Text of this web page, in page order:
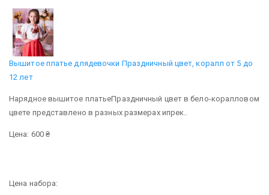
Вышитое платье длядевочки Праздничный цвет, коралл от 5 до
12 лет
Нарядное вышитое платьеПраздничный цвет в бело-коралловом
цвете представлено в разных размерах ипрек..
Цена: 600 ₴
Цена набора: